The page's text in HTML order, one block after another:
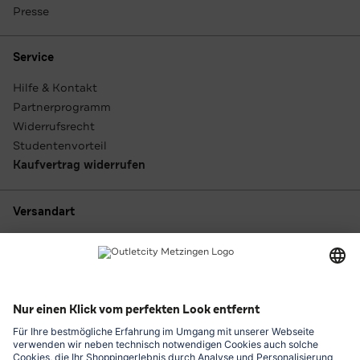
Presse
Service
Hilfe & Kontakt
Partnerprogramm
Widerrufsrecht
Studentenvorteil
Kaufvertrag widerrufen
Versandart